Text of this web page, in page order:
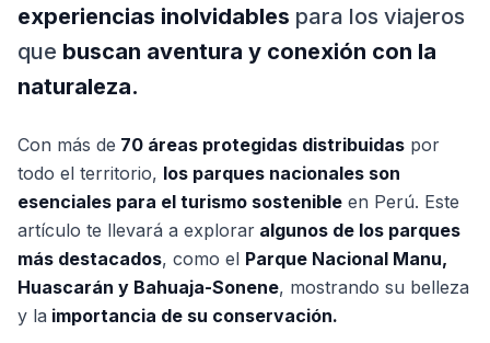
experiencias inolvidables para los viajeros
que buscan aventura y conexión con la
naturaleza.
Con más de 70 áreas protegidas distribuidas por
todo el territorio, los parques nacionales son
esenciales para el turismo sostenible en Perú. Este
artículo te llevará a explorar algunos de los parques
más destacados, como el Parque Nacional Manu,
Huascarán y Bahuaja-Sonene, mostrando su belleza
y la importancia de su conservación.